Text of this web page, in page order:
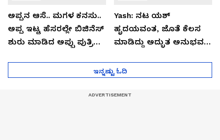
ಅಪ್ಪನ ಆಸೆ.. ಮಗಳ ಕನಸು..
ಅಪ್ಪ ಇಟ್ಟ ಹೆಸರಲ್ಲೇ ಬಿಜಿನೆಸ್​
ಶುರು ಮಾಡಿದ ಅಪ್ಪು ಪುತ್ರಿ
Yash: ನಟ ಯಶ್​
ಹೃದಯವಂತ, ಜೊತೆ ಕೆಲಸ
ಮಾಡಿದ್ದು ಅದ್ಭುತ ಅನುಭವ:
ಇನ್ನಷ್ಟು ಓದಿ